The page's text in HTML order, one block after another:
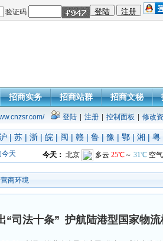
验证码
招商实务 招商站群 招商文秘
登陆 注册 控制面板 修改
| 苏 | 浙 | 皖 | 闽 | 赣 | 鲁 | 豫 | 鄂 | 湘 | 粤
今天
营商环境
“司法十条” 护航陆港型国家物